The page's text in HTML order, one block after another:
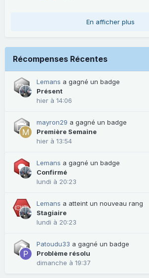
En afficher plus
Récompenses Récentes
Lemans a gagné un badge
Présent
hier à 14:06
mayron29 a gagné un badge
Première Semaine
hier à 13:54
Lemans a gagné un badge
Confirmé
lundi à 20:23
Lemans a atteint un nouveau rang
Stagiaire
lundi à 20:23
Patoudu33 a gagné un badge
Problème résolu
dimanche à 19:37